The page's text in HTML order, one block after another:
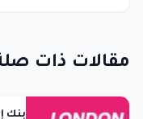
مقالات ذات
بنك